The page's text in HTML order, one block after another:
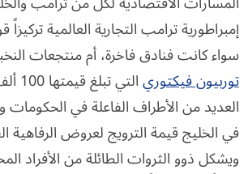
إمبراطورية ترامب التجارية العالمية تركيزاً
سواء كانت فنادق فاخرة، أم منتجعات
توربيون فيكتوري
العديد من الأطراف الفاعلة في الحكومات
في الخليج قيمة الترويج لعروض الرفاهية
ويشكل ذوو الثروات الطائلة من الأفراد